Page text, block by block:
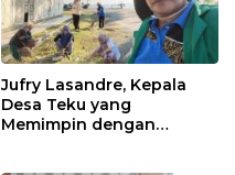
Jufry Lasandre, Kepala
Desa Teku yang
Memimpin dengan